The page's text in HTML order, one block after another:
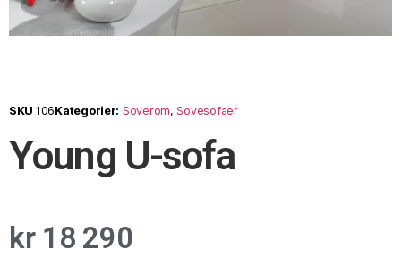
SKU 106Kategorier: Soverom,Sovesofaer
Young U-sofa
kr18 290